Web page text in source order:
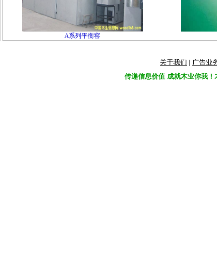
A系列平衡窑
关于我们
广告业
传递信息价值 成就木业你我